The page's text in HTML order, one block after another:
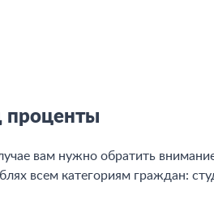
проценты
вам нужно обратить
всем категориям граждан: